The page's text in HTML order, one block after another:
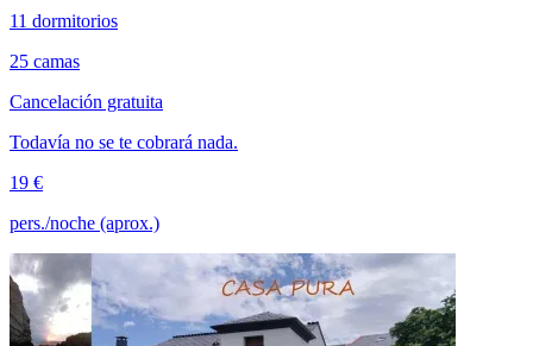
11 dormitorios
25 camas
Cancelación gratuita
Todavía no se te cobrará nada.
19 €
pers./noche (aprox.)